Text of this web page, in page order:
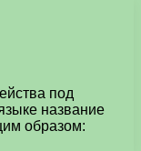
под
название
образом: